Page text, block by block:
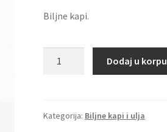
Biljne kapi.
količina
Dodaj u korpu
Kategorija: Biljne kapi i ulja